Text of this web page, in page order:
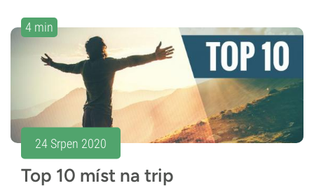
4 min
24 Srpen 2020
Top 10 míst na trip